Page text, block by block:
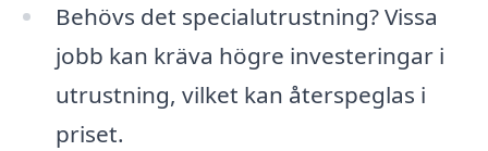
Behövs det specialutrustning? Vissa
jobb kan kräva högre investeringar i
utrustning, vilket kan återspeglas i
priset.